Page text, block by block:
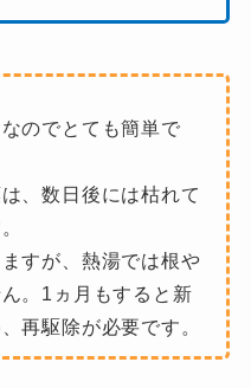
のでとても簡単で
、数日後には枯れて
すが、熱湯では根や
。1ヵ月もすると新
再駆除が必要です。